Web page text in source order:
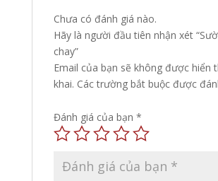
Chưa có đánh giá nào.
Hãy là người đầu tiên nhận xét
chay”
Email của bạn sẽ không được hiển
khai. Các trường bắt buộc được
Đánh giá của bạn *